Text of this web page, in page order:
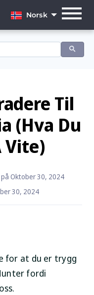
Norsk
English
Français
Italiano
Nederlands
Norsk
Português
Til
(Hva Du
Vite)
Oktober 30, 2024
30, 2024
for at du er trygg
fordi